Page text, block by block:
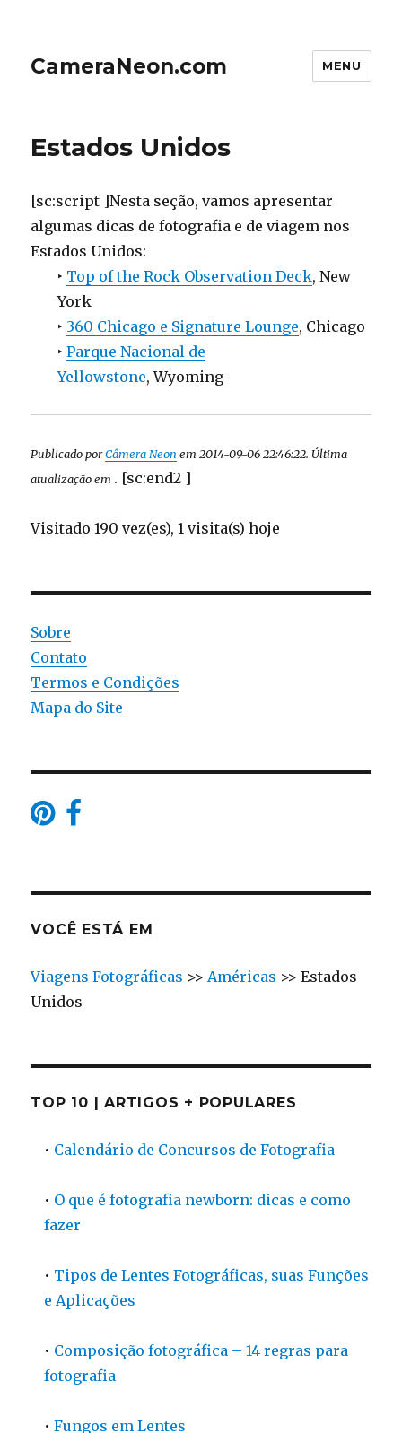
CameraNeon.com MENU
Estados Unidos
[sc:script ]Nesta seção, vamos apresentar
algumas dicas de fotografia e de viagem nos
Estados Unidos:
‣ Top of the Rock Observation Deck, New
York
‣ 360 Chicago e Signature Lounge, Chicago
‣Parque Nacional de
Yellowstone, Wyoming
Publicado porCâmera Neon em 2014-09-06 22:46:22. Última
atualização em . [sc:end2 ]
Visitado 190 vez(es), 1 visita(s) hoje
Sobre
Contato
Termos e Condições
Mapa do Site
VOCÊ ESTÁ EM
Viagens Fotográficas >>Américas >>Estados
Unidos
TOP 10 | ARTIGOS + POPULARES
• Calendário de Concursos de Fotografia
• O que é fotografia newborn: dicas e como
fazer
• Tipos de Lentes Fotográficas, suas Funções
e Aplicações
• Composição fotográfica – 14 regras para
fotografia
•Fungos em Lentes